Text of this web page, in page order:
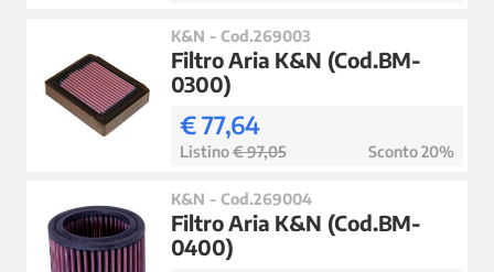
K&N - Cod.269003
Filtro Aria K&N (Cod.BM-
0300)
€ 77,64
Listino€ 97,05 Sconto 20%
K&N - Cod.269004
Filtro Aria K&N (Cod.BM-
0400)